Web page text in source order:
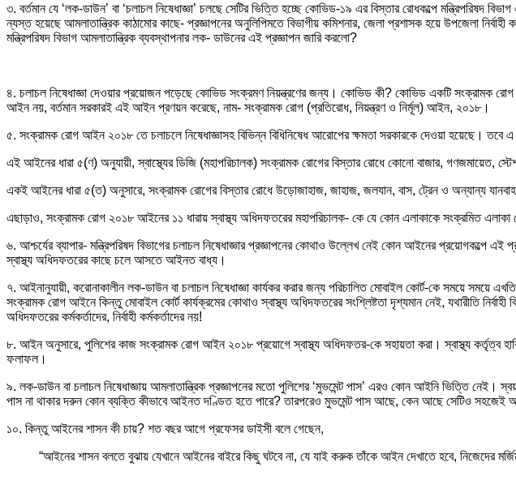
৩. বর্তমান যে ‘লক-ডাউন’ বা ‘চলাচল নিষেধাজ্ঞা’ চলছে সেটির ভিত্তি হচ্ছে কোভিড-১৯ এর বিস্তার রোধকল্পে মন্ত্রিপরিষদ
ন্যস্ত হয়েছে আমলাতান্ত্রিক কাঠামোর কাছে- প্রজ্ঞাপনের অনুলিপিমতে বিভাগীয় কমিশনার, জেলা প্রশাসক হয়ে উপজেলা
মন্ত্রিপরিষদ বিভাগ আমলাতান্ত্রিক ব্যবস্থাপনার লক- ডাউনের এই প্রজ্ঞাপন জারি করলো?
৪. চলাচল নিষেধাজ্ঞা দেওয়ার প্রয়োজন পড়েছে কোভিড সংক্রমণ নিয়ন্ত্রণের জন্য। কোভিড কী? কোভিড একটি সংক্রামক
আইন নয়, বর্তমান সরকারই এই আইন প্রণয়ন করেছে, নাম- সংক্রামক রোগ (প্রতিরোধ, নিয়ন্ত্রণ ও নির্মূল) আইন, ২০১৮।
৫. সংক্রামক রোগ আইন ২০১৮ তে চলাচলে নিষেধাজ্ঞাসহ বিভিন্ন বিধিনিষেধ আরোপের ক্ষমতা সরকারকে দেওয়া হয়েছে। তবে
এই আইনের ধারা ৫(ণ) অনুযায়ী, স্বাস্থ্যের ডিজি (মহাপরিচালক) সংক্রামক রোগের বিস্তার রোধে কোনো বাজার, গণজমায়েত,
একই আইনের ধারা ৫(ত) অনুসারে, সংক্রামক রোগের বিস্তার রোধে উড়োজাহাজ, জাহাজ, জলযান, বাস, ট্রেন ও অন্যান্য
এছাড়াও, সংক্রামক রোগ ২০১৮ আইনের ১১ ধারায় স্বাস্থ্য অধিদফতরের মহাপরিচালক- কে যে কোন এলাকাকে সংক্রমিত এলাকা
৬. আশ্চর্যের ব্যাপার- মন্ত্রিপরিষদ বিভাগের চলাচল নিষেধাজ্ঞার প্রজ্ঞাপনের কোথাও উল্লেখ নেই কোন আইনের প্রয়োগকল্পে
স্বাস্থ্য অধিদফতরের কাছে চলে আসতে আইনত বাধ্য।
৭. আইনানুযায়ী, করোনাকালীন লক-ডাউন বা চলাচল নিষেধাজ্ঞা কার্যকর করার জন্য পরিচালিত মোবাইল কোর্ট-কে সময়ে সময়ে
সংক্রামক রোগ আইনে কিন্তু মোবাইল কোর্ট কার্যক্রমের কোথাও স্বাস্থ্য অধিদফতরের সংশ্লিষ্টতা দৃশ্যমান নেই, যথারীতি
অধিদফতরের কর্মকর্তাদের, নির্বাহী কর্মকর্তাদের নয়!
৮. আইন অনুসারে, পুলিশের কাজ সংক্রামক রোগ আইন ২০১৮ প্রয়োগে স্বাস্থ্য অধিদফতর-কে সহায়তা করা। স্বাস্থ্য কর্তৃত্ব
ফলাফল।
৯. লক-ডাউন বা চলাচল নিষেধাজ্ঞায় আমলাতান্ত্রিক প্রজ্ঞাপনের মতো পুলিশের ‘মুভমেন্ট পাস’ এরও কোন আইনি ভিত্তি
পাস না থাকার দরুন কোন ব্যক্তি কীভাবে আইনত দণ্ডিত হতে পারে? তারপরেও মুভমেন্ট পাস আছে, কেন আছে সেটিও সহজেই
১০. কিন্তু আইনের শাসন কী চায়? শত বছর আগে প্রফেসর ডাইসী বলে গেছেন,
“আইনের শাসন বলতে বুঝায় যেখানে আইনের বাইরে কিছু ঘটবে না, যে যাই করুক তাঁকে আইন দেখাতে হবে, নিজেদের